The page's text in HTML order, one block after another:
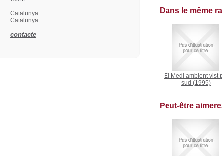
Dans le même
El Medi ambient vist
sud (1995)
Peut-être
Catalunya
Catalunya
contacte